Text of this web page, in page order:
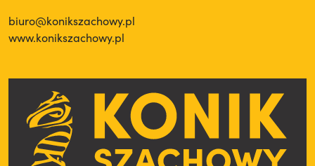
biuro@konikszachowy.pl
www.konikszachowy.pl